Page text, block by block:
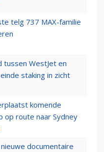
telg 737 MAX-familie
tussen WestJet en
staking in zicht
komende
op route naar Sydney
documentaire